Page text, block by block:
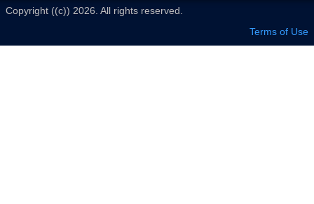
Copyright ((c)) 2026. All rights reserved.
Terms of Use